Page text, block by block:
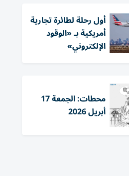
أول رحلة لطائرة تجارية
أمريكية بـ «الوقود
الإلكتروني»
محطات: الجمعة 17
أبريل 2026